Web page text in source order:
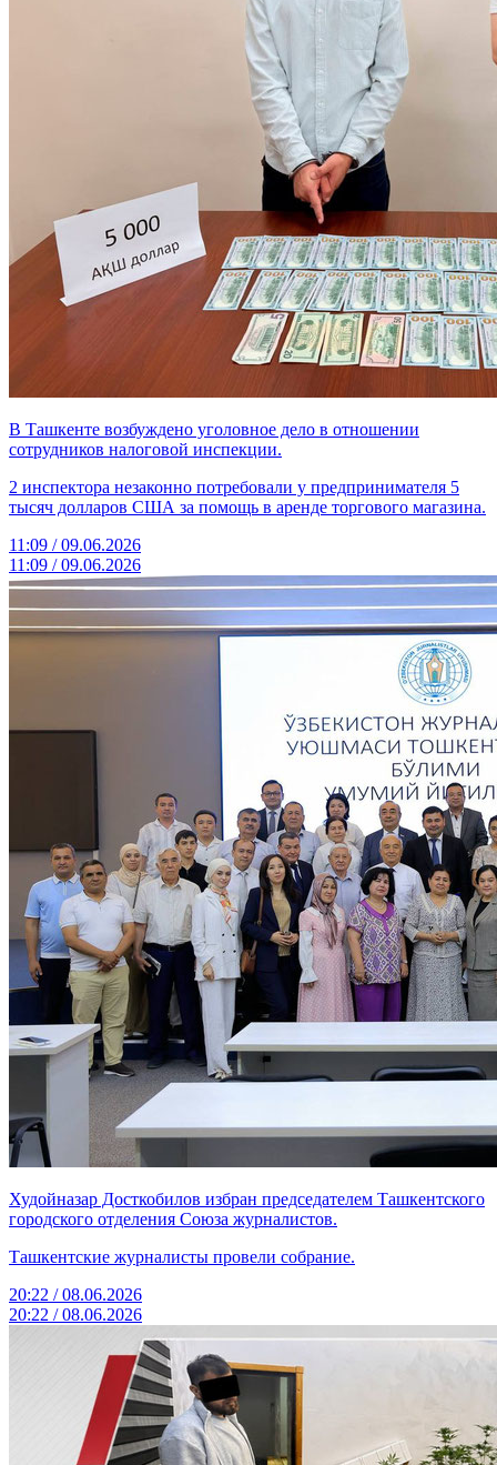
В Ташкенте возбуждено уголовное дело в отношении
сотрудников налоговой инспекции.
2 инспектора незаконно потребовали у предпринимателя 5
тысяч долларов США за помощь в аренде торгового магазина.
11:09 / 09.06.2026
11:09 / 09.06.2026
Худойназар Досткобилов избран председателем Ташкентского
городского отделения Союза журналистов.
Ташкентские журналисты провели собрание.
20:22 / 08.06.2026
20:22 / 08.06.2026